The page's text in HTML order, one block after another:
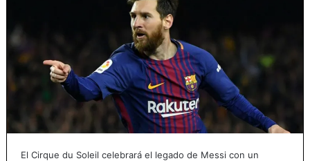
El Cirque du Soleil celebrará el legado de Messi con un